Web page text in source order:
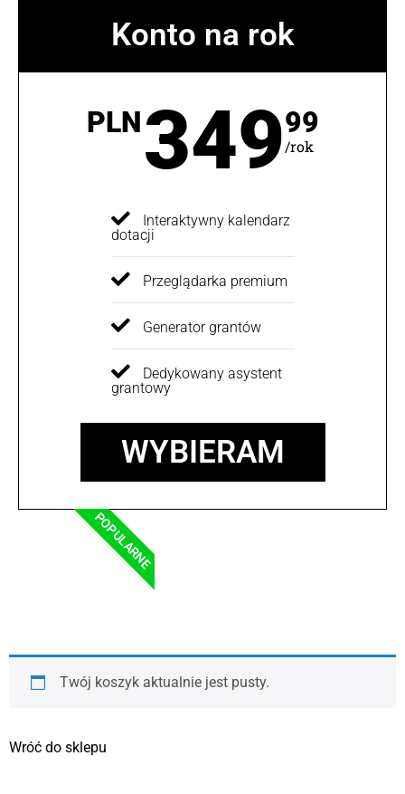
Konto na rok
PLN34999
/rok
Interaktywny kalendarz
dotacji
Przeglądarka premium
Generator grantów
Dedykowany asystent
grantowy
WYBIERAM
POPULARNE
Twój koszyk aktualnie jest pusty.
Wróć do sklepu